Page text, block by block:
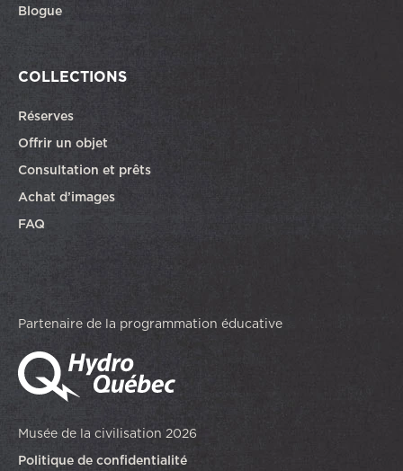
Blogue
COLLECTIONS
Réserves
Offrir un objet
Consultation et prêts
Achat d’images
FAQ
Partenaire de la programmation éducative
Musée de la civilisation 2026
Politique de confidentialité